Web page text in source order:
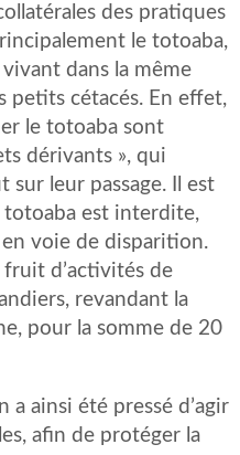
des pratiques
le totoaba,
dans la même
petits cétacés. En effet,
le totoaba sont
dérivants », qui
leur passage. Il est
totoaba est interdite,
en voie de disparition.
d’activités de
revandant la
pour la somme de 20
a ainsi été pressé d’agir
afin de protéger la